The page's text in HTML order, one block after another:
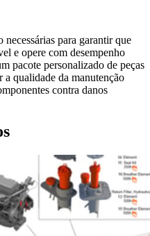
necessárias para garantir que
e opere com desempenho
pacote personalizado de peças
qualidade da manutenção
contra danos